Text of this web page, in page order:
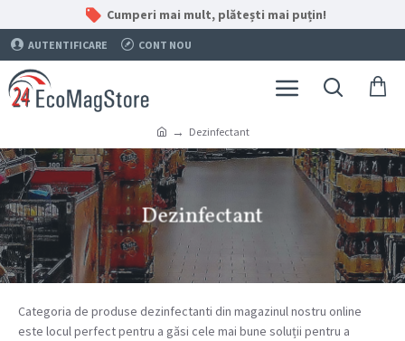
Cumperi mai mult, plătești mai puțin!
AUTENTIFICARE CONT NOU
Dezinfectant
Dezinfectant
Categoria de produse dezinfectanti din magazinul nostru online
este locul perfect pentru a găsi cele mai bune soluții pentru a